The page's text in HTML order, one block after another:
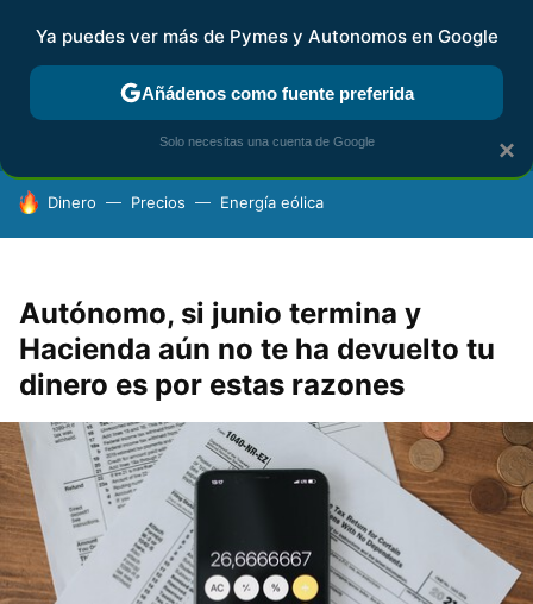
FISCALIDAD Y CONTABILIDAD KIT DIGITAL RENTA
HOY SE HABLA DE
Dinero Precios Energía eólica
Autónomo, si junio termina y
Hacienda aún no te ha devuelto tu
dinero es por estas razones
×
Ya puedes ver más de Pymes y Autonomos en Google
Añádenos como fuente preferida
Solo necesitas una cuenta de Google